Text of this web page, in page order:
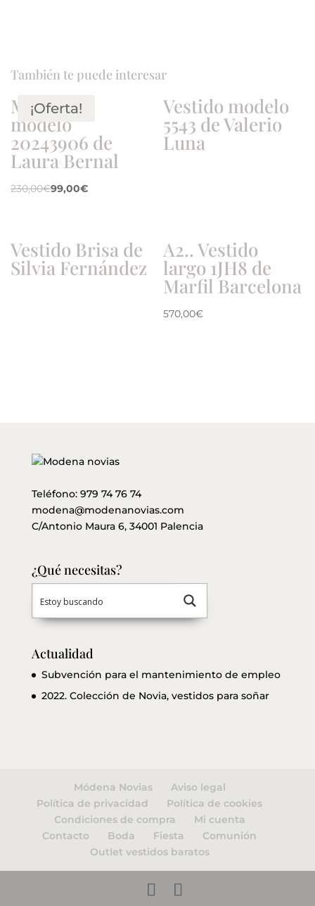
cantidad
También te puede interesar
¡Oferta!
M.Vestido
modelo
20243906 de
Laura Bernal
230,00€99,00€
Vestido modelo
5543 de Valerio
Luna
Vestido Brisa de
Silvia Fernández
A2.. Vestido
largo 1JH8 de
Marfil Barcelona
570,00€
Teléfono: 979 74 76 74
modena@modenanovias.com
C/Antonio Maura 6, 34001 Palencia
¿Qué necesitas?
Actualidad
Subvención para el mantenimiento de empleo
2022. Colección de Novia, vestidos para soñar
Módena Novias
Aviso legal
Política de privacidad
Política de cookies
Condiciones de compra
Mi cuenta
Contacto
Boda Fiesta
Comunión
Outlet vestidos baratos